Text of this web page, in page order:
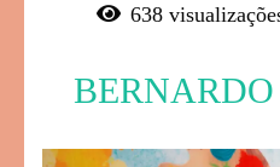
638
BERNARDO